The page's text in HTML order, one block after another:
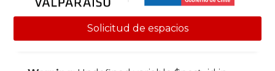
Solicitud de espacios